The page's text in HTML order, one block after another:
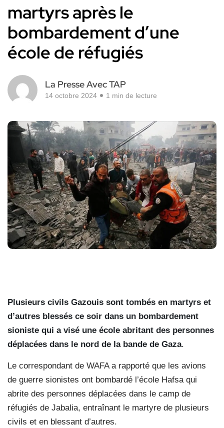
martyrs après le
bombardement d’une
école de réfugiés
La Presse Avec TAP
14 octobre 2024 1 min de lecture
Plusieurs civils Gazouis sont tombés en martyrs et
d’autres blessés ce soir dans un bombardement
sioniste qui a visé une école abritant des personnes
déplacées dans le nord de la bande de Gaza.
Le correspondant de WAFA a rapporté que les avions
de guerre sionistes ont bombardé l’école Hafsa qui
abrite des personnes déplacées dans le camp de
réfugiés de Jabalia, entraînant le martyre de plusieurs
civils et en blessant d’autres.